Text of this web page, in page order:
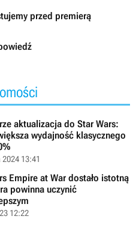
przed premierą
aktualizacja do Star Wars:
wydajność klasycznego
2024 13:41
Empire at War dostało istotną
powinna uczynić
12:22